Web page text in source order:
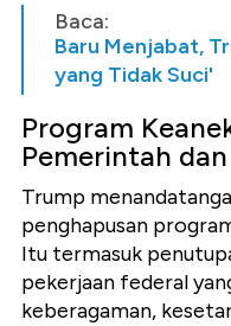
Baca:
Baru Menjabat,
yang Tidak Suci'
Program
Pemerintah
Trump
penghapusan
Itu termasuk
pekerjaan federal
keberagaman,